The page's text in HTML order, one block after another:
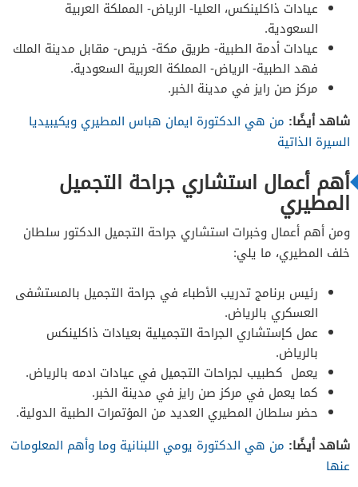
عيادات ذاكلينكس، العليا- الرياض- المملكة العربية
السعودية.
عيادات أدمة الطبية- طريق مكة- خريص- مقابل مدينة الملك
فهد الطبية- الرياض- المملكة العربية السعودية.
مركز صن رايز في مدينة الخبر.
شاهد أيضًا: من هي الدكتورة ايمان هباس المطيري ويكيبيديا
السيرة الذاتية
أهم أعمال استشاري جراحة التجميل
المطيري
ومن أهم أعمال وخبرات استشاري جراحة التجميل الدكتور سلطان
خلف المطيري، ما يلي:
رئيس برنامج تدريب الأطباء في جراحة التجميل بالمستشفى
العسكري بالرياض.
عمل كإستشاري الجراحة التجميلية بعيادات ذاكلينكس
بالرياض.
يعمل كطبيب لجراحات التجميل في عيادات ادمه بالرياض.
كما يعمل في مركز صن رايز في مدينة الخبر.
حضر سلطان المطيري العديد من المؤتمرات الطبية الدولية.
شاهد أيضًا: من هي الدكتورة يومي اللبنانية وما وأهم المعلومات
عنها